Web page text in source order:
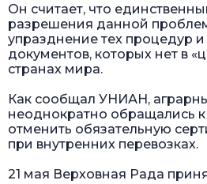
Он считает, что
разрешения данной
упразднение тех процедур
документов, которых нет в
странах мира.
Как сообщал УНИАН,
неоднократно обращались к
отменить обязательную
при внутренних перевозках.
21 мая Верховная Рада